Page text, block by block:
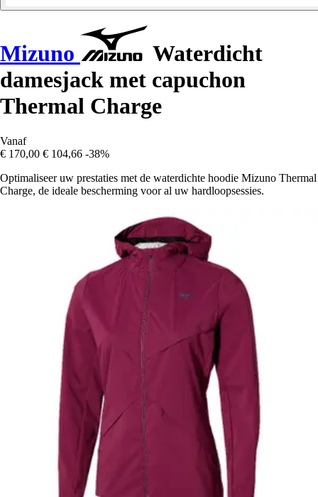
Mizuno
Waterdicht
damesjack met capuchon
Thermal Charge
Vanaf
€ 170,00 € 104,66 -38%
Optimaliseer uw prestaties met de waterdichte hoodie Mizuno Thermal
Charge, de ideale bescherming voor al uw hardloopsessies.